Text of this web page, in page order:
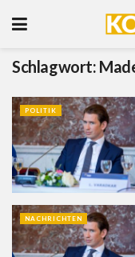
Schlagwort:
POLITIK
NACHRICHTEN